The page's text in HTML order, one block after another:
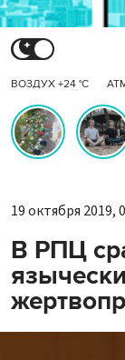
ВОЗДУХ +24 °C
19 октября 2019,
В РПЦ